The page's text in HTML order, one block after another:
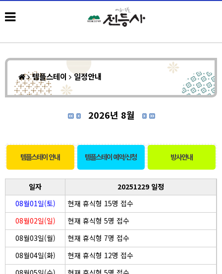
템플스테이 일정안내
2026년 8월
템플스테이 안내 템플스테이 예약/신청 방사안내
일자
20251229 일정
08월01일(토)
현재 휴식형 15명 접수
08월02일(일)
현재 휴식형 5명 접수
08월03일(월)
현재 휴식형 7명 접수
08월04일(화)
현재 휴식형 12명 접수